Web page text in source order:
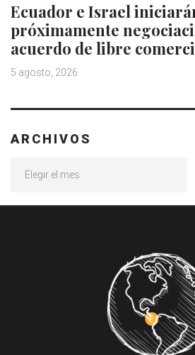
Ecuador e Israel
próximamente
acuerdo de libre
5 agosto, 2026
ARCHIVOS